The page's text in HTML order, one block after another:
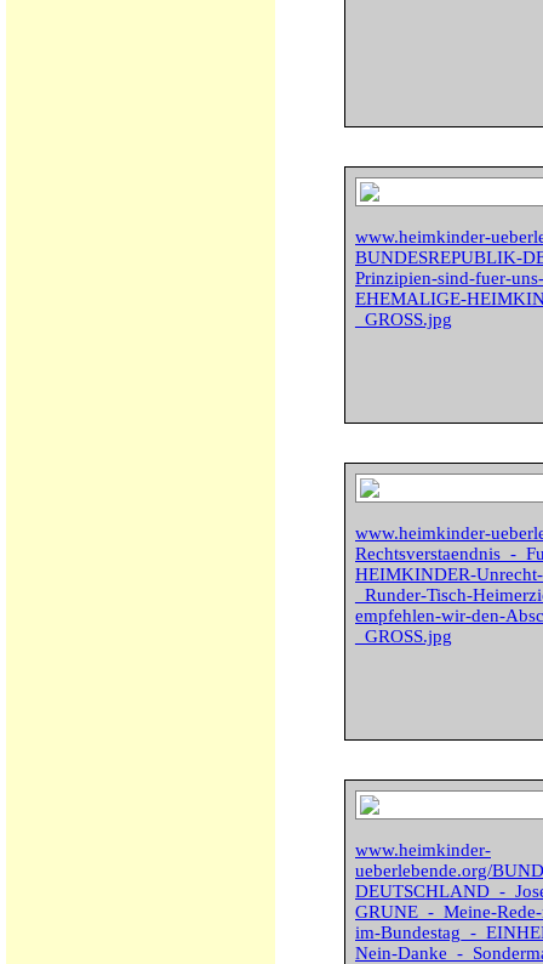
www.heimkinder-
BUNDESREPUBLIK-
Prinzipien-sind-fuer-
EHEMALIGE-
_GROSS.jpg
www.heimkinder-
Rechtsverstaendnis_-
HEIMKINDER-
_Runder-Tisch-
empfehlen-wir-den-
_GROSS.jpg
www.heimkinder-
ueberlebende.org/
DEUTSCHLAND_-
GRUNE_-_Meine-
im-Bundestag_-
Nein-Danke_-